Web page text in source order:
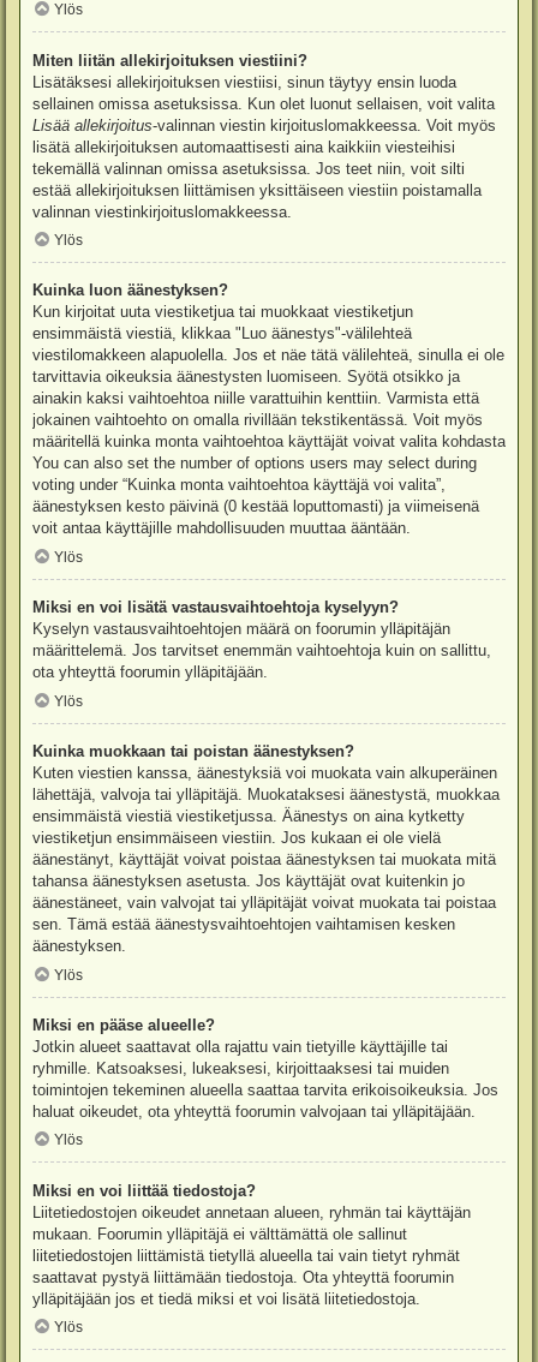
Ylös
Miten liitän allekirjoituksen viestiini?
Lisätäksesi allekirjoituksen viestiisi, sinun täytyy ensin luoda
sellainen omissa asetuksissa. Kun olet luonut sellaisen, voit valita
Lisää allekirjoitus-valinnan viestin kirjoituslomakkeessa. Voit myös
lisätä allekirjoituksen automaattisesti aina kaikkiin viesteihisi
tekemällä valinnan omissa asetuksissa. Jos teet niin, voit silti
estää allekirjoituksen liittämisen yksittäiseen viestiin poistamalla
valinnan viestinkirjoituslomakkeessa.
Ylös
Kuinka luon äänestyksen?
Kun kirjoitat uuta viestiketjua tai muokkaat viestiketjun
ensimmäistä viestiä, klikkaa "Luo äänestys"-välilehteä
viestilomakkeen alapuolella. Jos et näe tätä välilehteä, sinulla ei ole
tarvittavia oikeuksia äänestysten luomiseen. Syötä otsikko ja
ainakin kaksi vaihtoehtoa niille varattuihin kenttiin. Varmista että
jokainen vaihtoehto on omalla rivillään tekstikentässä. Voit myös
määritellä kuinka monta vaihtoehtoa käyttäjät voivat valita kohdasta
You can also set the number of options users may select during
voting under “Kuinka monta vaihtoehtoa käyttäjä voi valita”,
äänestyksen kesto päivinä (0 kestää loputtomasti) ja viimeisenä
voit antaa käyttäjille mahdollisuuden muuttaa ääntään.
Ylös
Miksi en voi lisätä vastausvaihtoehtoja kyselyyn?
Kyselyn vastausvaihtoehtojen määrä on foorumin ylläpitäjän
määrittelemä. Jos tarvitset enemmän vaihtoehtoja kuin on sallittu,
ota yhteyttä foorumin ylläpitäjään.
Ylös
Kuinka muokkaan tai poistan äänestyksen?
Kuten viestien kanssa, äänestyksiä voi muokata vain alkuperäinen
lähettäjä, valvoja tai ylläpitäjä. Muokataksesi äänestystä, muokkaa
ensimmäistä viestiä viestiketjussa. Äänestys on aina kytketty
viestiketjun ensimmäiseen viestiin. Jos kukaan ei ole vielä
äänestänyt, käyttäjät voivat poistaa äänestyksen tai muokata mitä
tahansa äänestyksen asetusta. Jos käyttäjät ovat kuitenkin jo
äänestäneet, vain valvojat tai ylläpitäjät voivat muokata tai poistaa
sen. Tämä estää äänestysvaihtoehtojen vaihtamisen kesken
äänestyksen.
Ylös
Miksi en pääse alueelle?
Jotkin alueet saattavat olla rajattu vain tietyille käyttäjille tai
ryhmille. Katsoaksesi, lukeaksesi, kirjoittaaksesi tai muiden
toimintojen tekeminen alueella saattaa tarvita erikoisoikeuksia. Jos
haluat oikeudet, ota yhteyttä foorumin valvojaan tai ylläpitäjään.
Ylös
Miksi en voi liittää tiedostoja?
Liitetiedostojen oikeudet annetaan alueen, ryhmän tai käyttäjän
mukaan. Foorumin ylläpitäjä ei välttämättä ole sallinut
liitetiedostojen liittämistä tietyllä alueella tai vain tietyt ryhmät
saattavat pystyä liittämään tiedostoja. Ota yhteyttä foorumin
ylläpitäjään jos et tiedä miksi et voi lisätä liitetiedostoja.
Ylös